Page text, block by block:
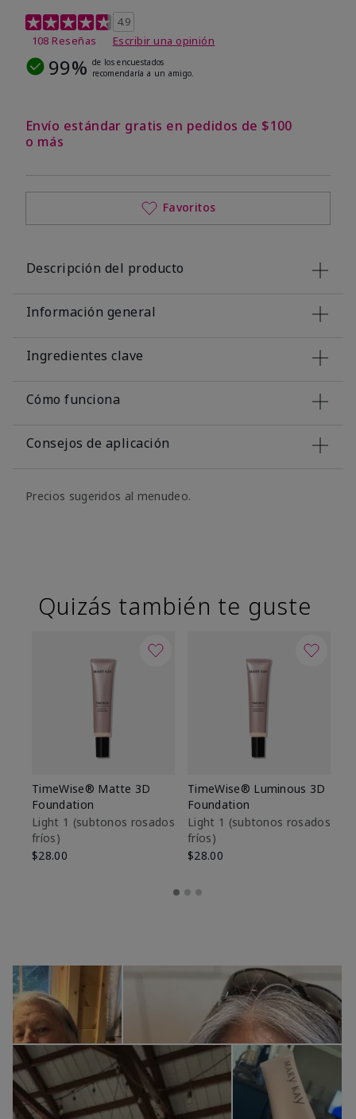
Calificación de clientes de 5 de 5
4.9
108 Reseñas
Escribir una opinión
99% de los encuestados
recomendaría a un amigo.
Envío estándar gratis en pedidos de $100
o más
Favoritos
Descripción del producto
Información general
Ingredientes clave
Cómo funciona
Consejos de aplicación
Precios sugeridos al menudeo.
Quizás también te guste
TimeWise® Matte 3D
Foundation
Light 1​ (subtonos rosados
fríos)
$28.00
TimeWise® Luminous 3D
Foundation
Light 1​ (subtonos rosados
fríos)
$28.00